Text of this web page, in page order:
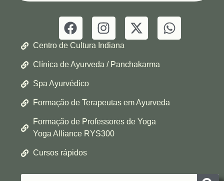
Centro de Cultura Indiana
Clínica de Ayurveda / Panchakarma
Spa Ayurvédico
Formação de Terapeutas em Ayurveda
Formação de Professores de Yoga
Yoga Alliance RYS300
Cursos rápidos